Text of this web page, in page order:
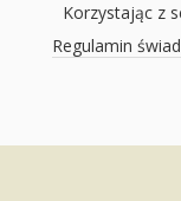
Korzystając z
Regulamin